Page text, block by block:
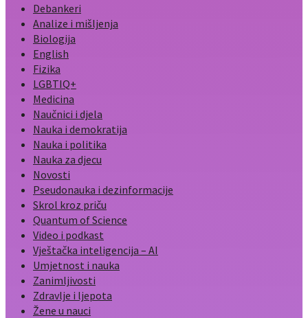
Debankeri
Analize i mišljenja
Biologija
English
Fizika
LGBTIQ+
Medicina
Naučnici i djela
Nauka i demokratija
Nauka i politika
Nauka za djecu
Novosti
Pseudonauka i dezinformacije
Skrol kroz priču
Quantum of Science
Video i podkast
Vještačka inteligencija – AI
Umjetnost i nauka
Zanimljivosti
Zdravlje i ljepota
Žene u nauci